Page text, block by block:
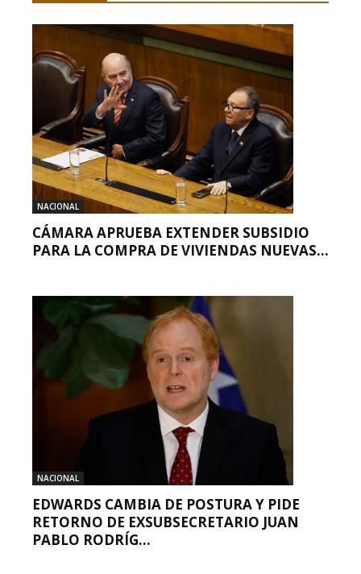
NACIONAL
CÁMARA APRUEBA EXTENDER SUBSIDIO
PARA LA COMPRA DE VIVIENDAS NUEVAS...
NACIONAL
EDWARDS CAMBIA DE POSTURA Y PIDE
RETORNO DE EXSUBSECRETARIO JUAN
PABLO RODRÍG...